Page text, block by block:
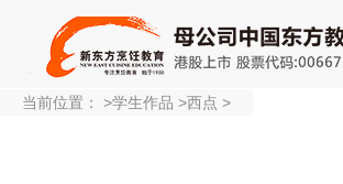
当前位置： >学生作品 >西点 >